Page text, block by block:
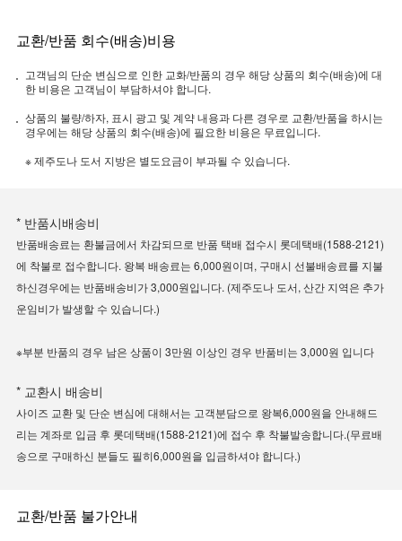
교환/반품 회수(배송)비용
고객님의 단순 변심으로 인한 교화/반품의 경우 해당 상품의 회수(배송)에 대
한 비용은 고객님이 부담하셔야 합니다.
상품의 불량/하자, 표시 광고 및 계약 내용과 다른 경우로 교환/반품을 하시는
경우에는 해당 상품의 회수(배송)에 필요한 비용은 무료입니다.
※ 제주도나 도서 지방은 별도요금이 부과될 수 있습니다.
* 반품시배송비
반품배송료는 환불금에서 차감되므로 반품 택배 접수시 롯데택배(1588-2121)
에 착불로 접수합니다. 왕복 배송료는 6,000원이며, 구매시 선불배송료를 지불
하신경우에는 반품배송비가 3,000원입니다. (제주도나 도서, 산간 지역은 추가
운임비가 발생할 수 있습니다.)
※부분 반품의 경우 남은 상품이 3만원 이상인 경우 반품비는 3,000원 입니다
* 교환시 배송비
사이즈 교환 및 단순 변심에 대해서는 고객분담으로 왕복6,000원을 안내해드
리는 계좌로 입금 후 롯데택배(1588-2121)에 접수 후 착불발송합니다.(무료배
송으로 구매하신 분들도 필히6,000원을 입금하셔야 합니다.)
교환/반품 불가안내